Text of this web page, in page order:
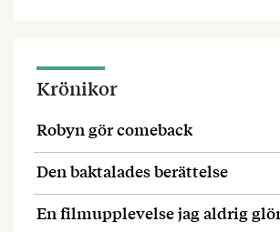
Krönikor
Robyn gör comeback
Den baktalades berättelse
En filmupplevelse jag aldrig